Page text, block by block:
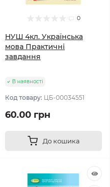
0
НУШ 4кл. Українська
мова Практичні
завдання
В наявності
Код товару: ЦБ-00034551
60.00 грн
До кошика